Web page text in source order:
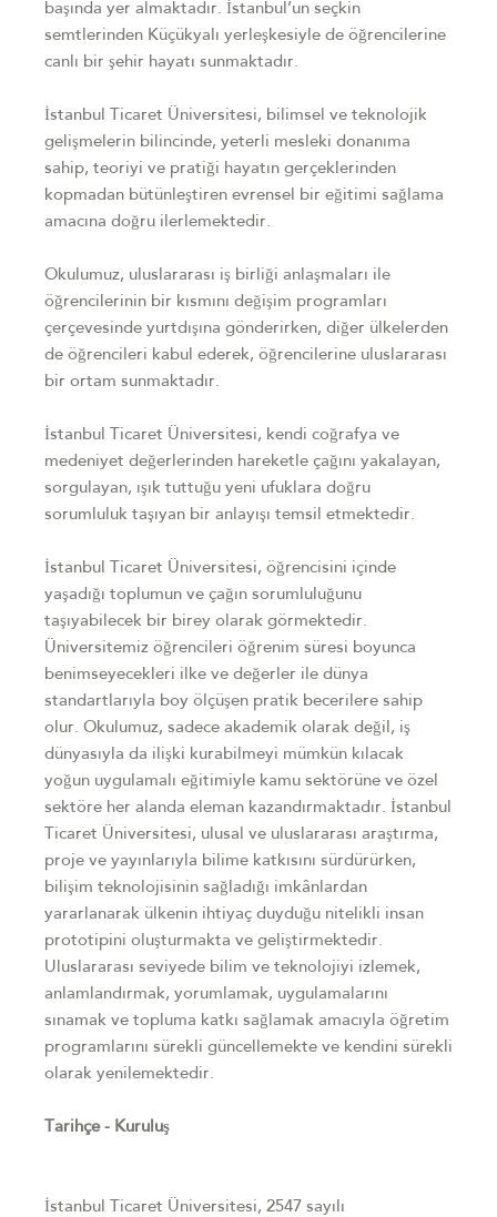
başında yer almaktadır. İstanbul’un seçkin
semtlerinden Küçükyalı yerleşkesiyle de öğrencilerine
canlı bir şehir hayatı sunmaktadır.
İstanbul Ticaret Üniversitesi, bilimsel ve teknolojik
gelişmelerin bilincinde, yeterli mesleki donanıma
sahip, teoriyi ve pratiği hayatın gerçeklerinden
kopmadan bütünleştiren evrensel bir eğitimi sağlama
amacına doğru ilerlemektedir.
Okulumuz, uluslararası iş birliği anlaşmaları ile
öğrencilerinin bir kısmını değişim programları
çerçevesinde yurtdışına gönderirken, diğer ülkelerden
de öğrencileri kabul ederek, öğrencilerine uluslararası
bir ortam sunmaktadır.
İstanbul Ticaret Üniversitesi, kendi coğrafya ve
medeniyet değerlerinden hareketle çağını yakalayan,
sorgulayan, ışık tuttuğu yeni ufuklara doğru
sorumluluk taşıyan bir anlayışı temsil etmektedir.
İstanbul Ticaret Üniversitesi, öğrencisini içinde
yaşadığı toplumun ve çağın sorumluluğunu
taşıyabilecek bir birey olarak görmektedir.
Üniversitemiz öğrencileri öğrenim süresi boyunca
benimseyecekleri ilke ve değerler ile dünya
standartlarıyla boy ölçüşen pratik becerilere sahip
olur. Okulumuz, sadece akademik olarak değil, iş
dünyasıyla da ilişki kurabilmeyi mümkün kılacak
yoğun uygulamalı eğitimiyle kamu sektörüne ve özel
sektöre her alanda eleman kazandırmaktadır. İstanbul
Ticaret Üniversitesi, ulusal ve uluslararası araştırma,
proje ve yayınlarıyla bilime katkısını sürdürürken,
bilişim teknolojisinin sağladığı imkânlardan
yararlanarak ülkenin ihtiyaç duyduğu nitelikli insan
prototipini oluşturmakta ve geliştirmektedir.
Uluslararası seviyede bilim ve teknolojiyi izlemek,
anlamlandırmak, yorumlamak, uygulamalarını
sınamak ve topluma katkı sağlamak amacıyla öğretim
programlarını sürekli güncellemekte ve kendini sürekli
olarak yenilemektedir.
Tarihçe - Kuruluş
İstanbul Ticaret Üniversitesi, 2547 sayılı